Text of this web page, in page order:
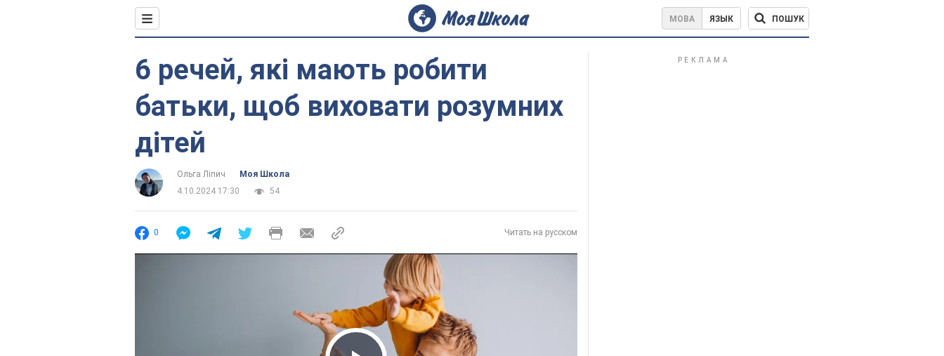
МОВА ЯЗЫК ПОШУК
6 речей, які мають робити
батьки, щоб виховати розумних
дітей
Ольга Ліпич
Моя Школа
4.10.2024 17:30
54
0 Читать на русском